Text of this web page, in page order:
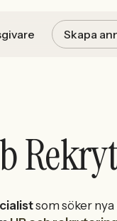
Skapa
som söker